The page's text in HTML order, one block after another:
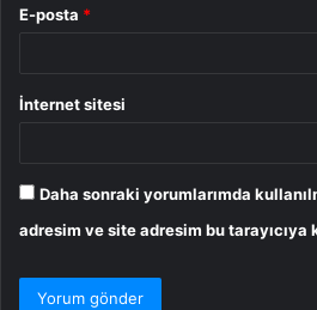
E-posta *
İnternet sitesi
Daha sonraki yorumlarımda
adresim ve site adresim bu tarayıcıya